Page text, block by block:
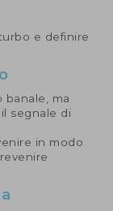
e definire
banale, ma
segnale di
in modo